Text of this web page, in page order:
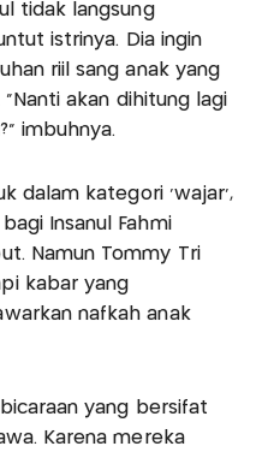
tidak langsung
istrinya. Dia ingin
riil sang anak yang
akan dihitung lagi
imbuhnya.
dalam kategori ‘wajar’,
Insanul Fahmi
Namun Tommy Tri
kabar yang
nafkah anak
yang bersifat
Karena mereka